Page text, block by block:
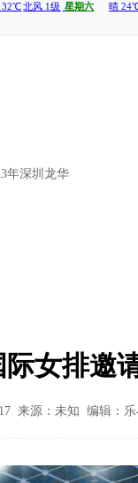
年深圳龙华
女排邀
来源：未知 编辑：